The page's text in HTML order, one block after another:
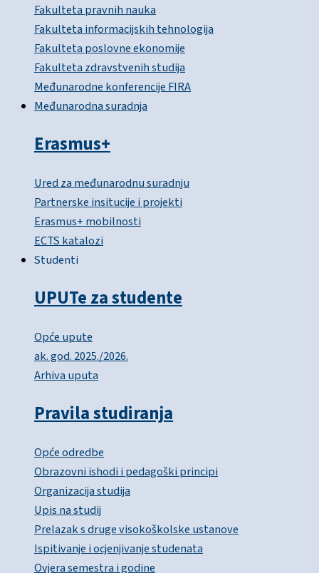
Fakulteta pravnih nauka
Fakulteta informacijskih tehnologija
Fakulteta poslovne ekonomije
Fakulteta zdravstvenih studija
Međunarodne konferencije FIRA
Međunarodna suradnja
Erasmus+
Ured za međunarodnu suradnju
Partnerske insitucije i projekti
Erasmus+ mobilnosti
ECTS katalozi
Studenti
UPUTe za studente
Opće upute
ak. god. 2025./2026.
Arhiva uputa
Pravila studiranja
Opće odredbe
Obrazovni ishodi i pedagoški principi
Organizacija studija
Upis na studij
Prelazak s druge visokoškolske ustanove
Ispitivanje i ocjenjivanje studenata
Ovjera semestra i godine